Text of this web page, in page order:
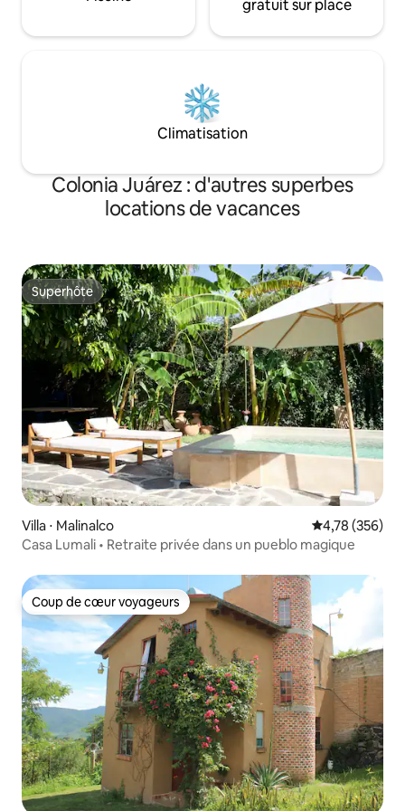
gratuit sur place
Climatisation
Colonia Juárez : d'autres superbes
locations de vacances
Superhôte
Superhôte
Villa ⋅ Malinalco Évaluation
4,78 (356)
Casa Lumali • Retraite privée dans un pueblo magique
Coup de cœur voyageurs
Coup de cœur voyageurs